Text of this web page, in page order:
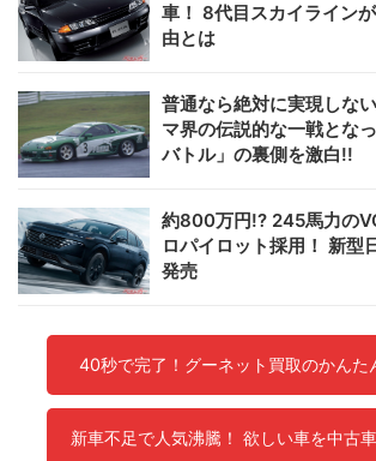
車！ 8代目スカイライン
由とは
普通なら絶対に実現しな
マ界の伝説的な一戦とな
バトル」の裏側を激白!!
約800万円!? 245馬力の
ロパイロット採用！ 新型
発売
40秒で完了！グーネット買取のかん
新車不足で人気沸騰！ 欲しい車を中古